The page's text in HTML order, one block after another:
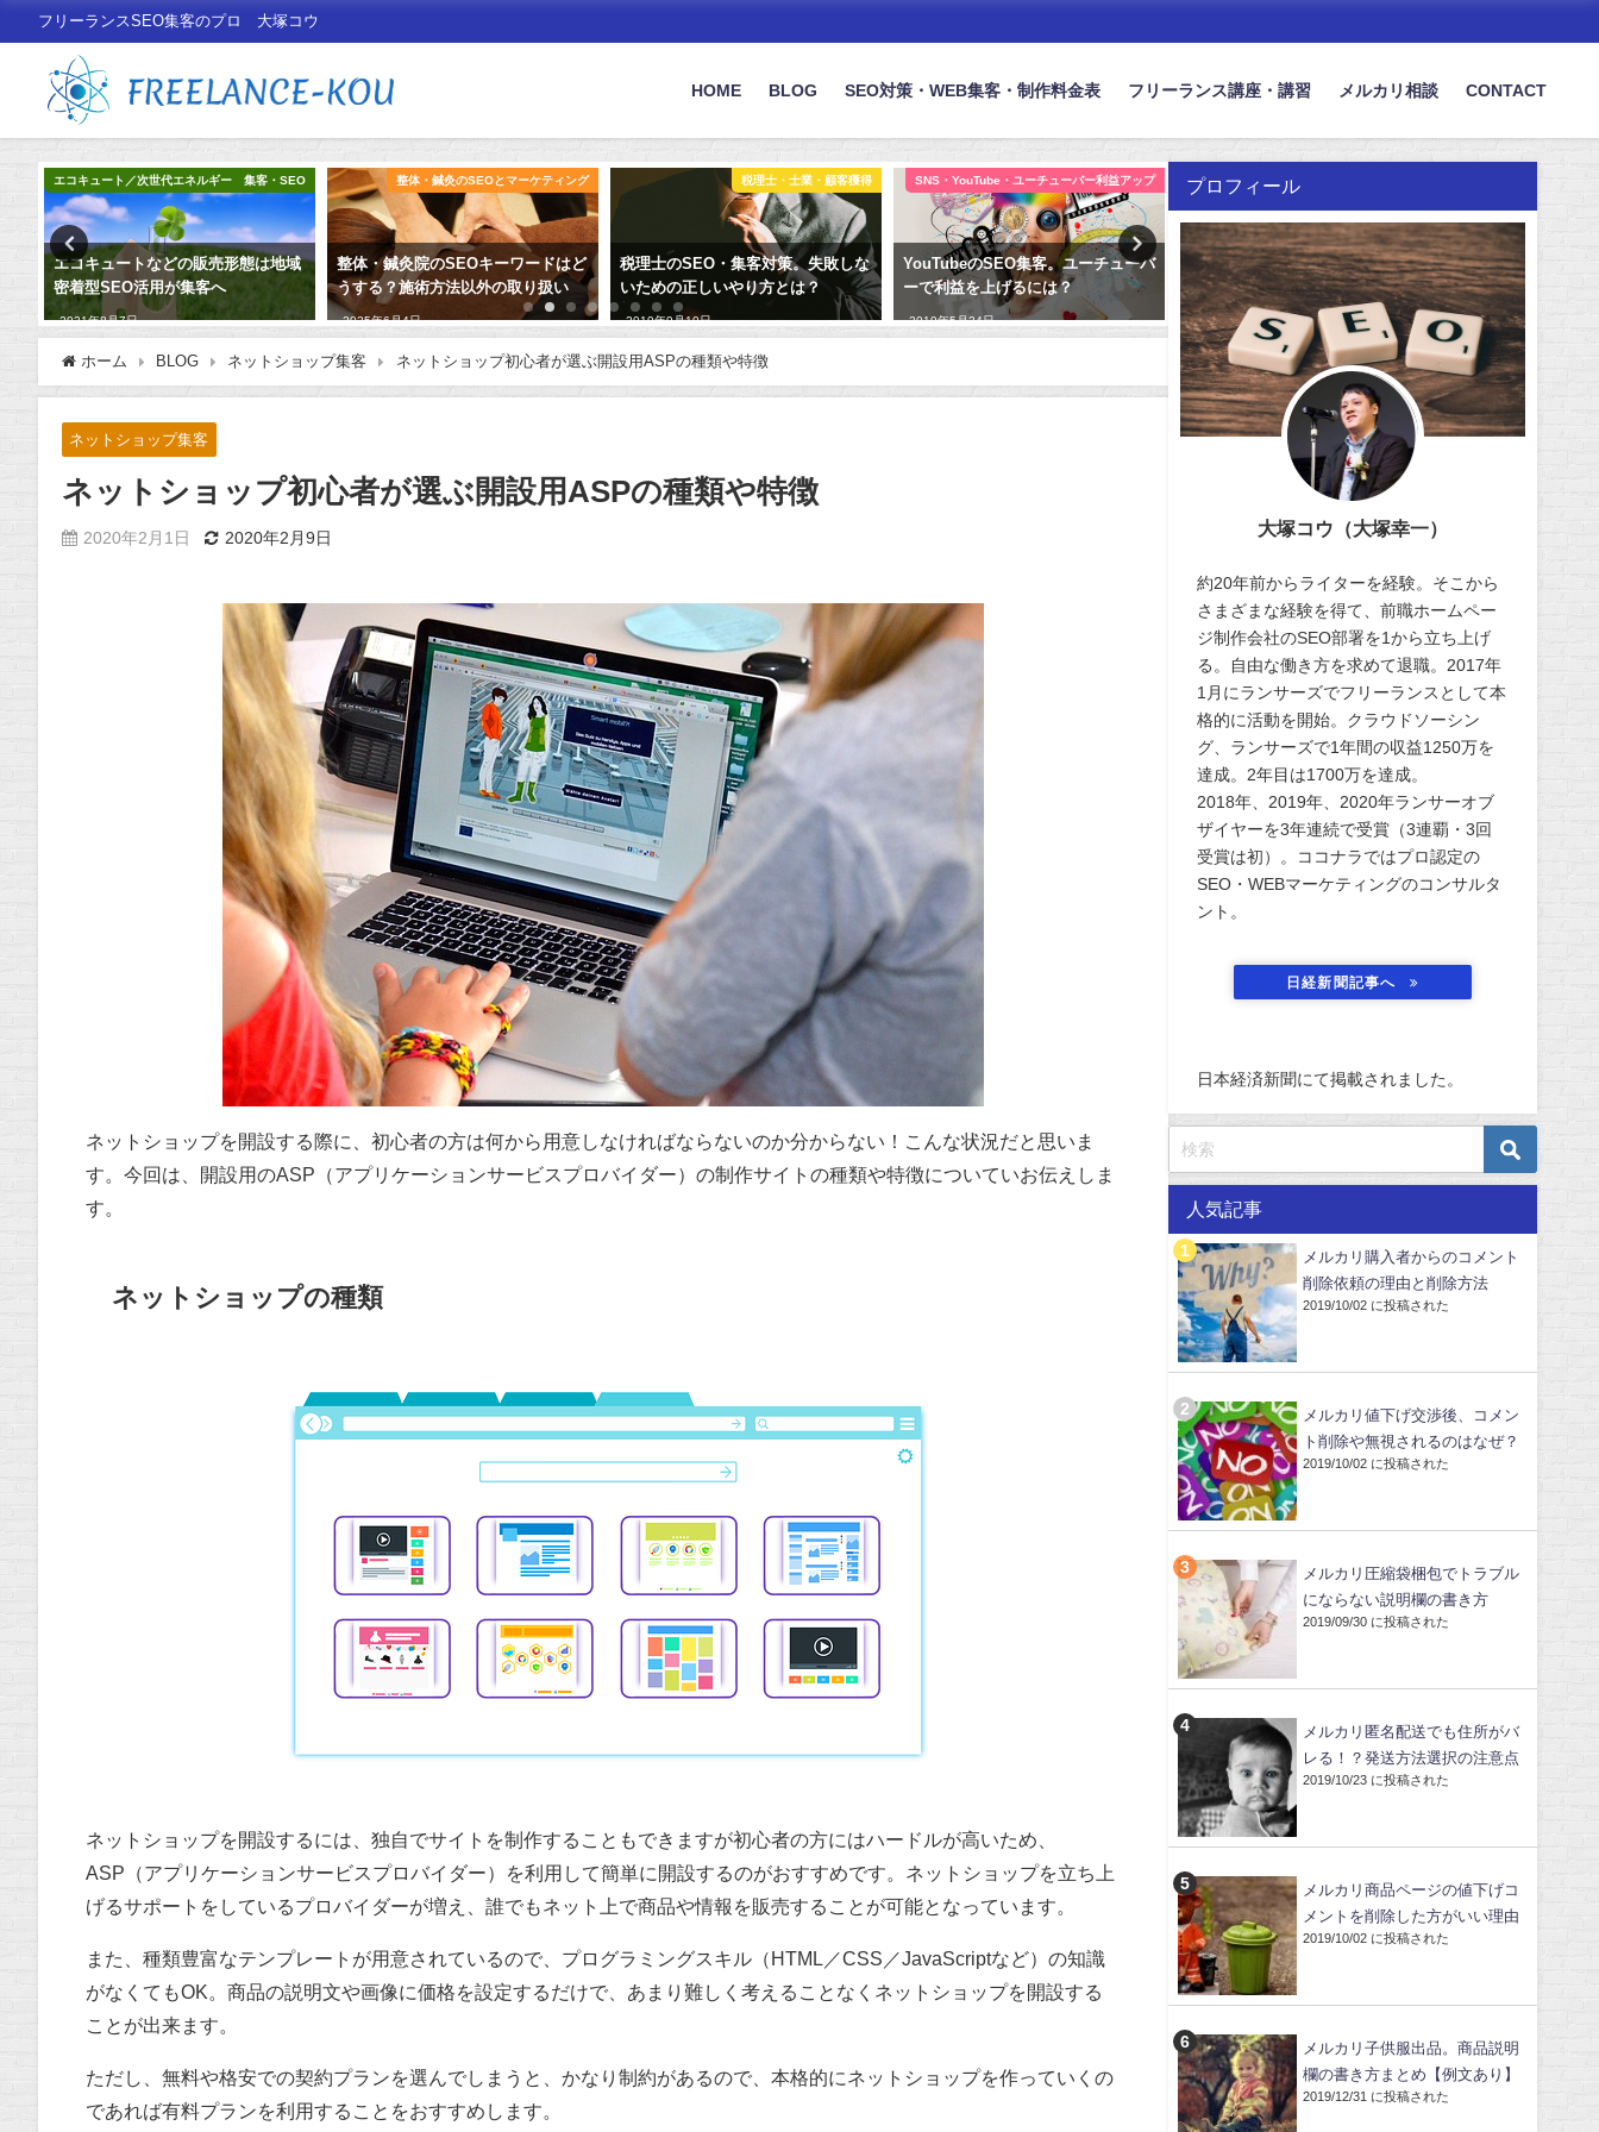
フリーランスSEO集客のプロ 大塚コウ
HOME BLOG SEO対策・WEB集客・制作料金表 フリーランス講座・講習 メルカリ相談 CONTACT
エコキュート／次世代エネルギー 集客・SEO
エコキュートなどの販売形態は地域
密着型SEO活用が集客へ
2021年8月7日
整体・鍼灸のSEOとマーケティング
整体・鍼灸院のSEOキーワードはど
うする？施術方法以外の取り扱い
2025年6月4日
税理士・士業・顧客獲得
税理士のSEO・集客対策。失敗しな
いための正しいやり方とは？
2019年9月10日
SNS・YouTube・ユーチューバー利益アップ
YouTubeのSEO集客。ユーチューバ
ーで利益を上げるには？
2019年5月24日
アンティークジュエリー 集客・SEO
アンティーク・ジュエリー販売・集
客のためのSEOについて
2022年2月25日
医療系記事ライタ
と、注意点をご紹
2020年6月22日
ホーム BLOG ネットショップ集客 ネットショップ初心者が選ぶ開設用ASPの種類や特徴
ネットショップ集客
ネットショップ初心者が選ぶ開設用ASPの種類や特徴
2020年2月1日 2020年2月9日
ネットショップを開設する際に、初心者の方は何から用意しなければならないのか分からない！こんな状況だと思いま
す。今回は、開設用のASP（アプリケーションサービスプロバイダー）の制作サイトの種類や特徴についていお伝えしま
す。
ネットショップの種類
ネットショップを開設するには、独自でサイトを制作することもできますが初心者の方にはハードルが高いため、
ASP（アプリケーションサービスプロバイダー）を利用して簡単に開設するのがおすすめです。ネットショップを立ち上
げるサポートをしているプロバイダーが増え、誰でもネット上で商品や情報を販売することが可能となっています。
また、種類豊富なテンプレートが用意されているので、プログラミングスキル（HTML／CSS／JavaScriptなど）の知識
がなくてもOK。商品の説明文や画像に価格を設定するだけで、あまり難しく考えることなくネットショップを開設する
ことが出来ます。
ただし、無料や格安での契約プランを選んでしまうと、かなり制約があるので、本格的にネットショップを作っていくの
であれば有料プランを利用することをおすすめします。
プロフィール
大塚コウ（大塚幸一）
約20年前からライターを経験。そこから
さまざまな経験を得て、前職ホームペー
ジ制作会社のSEO部署を1から立ち上げ
る。自由な働き方を求めて退職。2017年
1月にランサーズでフリーランスとして本
格的に活動を開始。クラウドソーシン
グ、ランサーズで1年間の収益1250万を
達成。2年目は1700万を達成。
2018年、2019年、2020年ランサーオブ
ザイヤーを3年連続で受賞（3連覇・3回
受賞は初）。ココナラではプロ認定の
SEO・WEBマーケティングのコンサルタ
ント。
日経新聞記事へ
日本経済新聞にて掲載されました。
人気記事
メルカリ購入者からのコメント
削除依頼の理由と削除方法
2019/10/02 に投稿された
メルカリ値下げ交渉後、コメン
ト削除や無視されるのはなぜ？
2019/10/02 に投稿された
メルカリ圧縮袋梱包でトラブル
にならない説明欄の書き方
2019/09/30 に投稿された
メルカリ匿名配送でも住所がバ
レる！？発送方法選択の注意点
2019/10/23 に投稿された
メルカリ商品ページの値下げコ
メントを削除した方がいい理由
2019/10/02 に投稿された
メルカリ子供服出品。商品説明
欄の書き方まとめ【例文あり】
2019/12/31 に投稿された